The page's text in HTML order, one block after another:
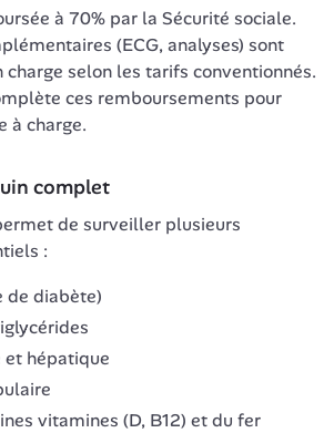
à 70% par la Sécurité sociale.
(ECG, analyses) sont
selon les tarifs conventionnés.
ces remboursements pour
à charge.
complet
de surveiller plusieurs
:
de diabète)
et hépatique
vitamines (D, B12) et du fer